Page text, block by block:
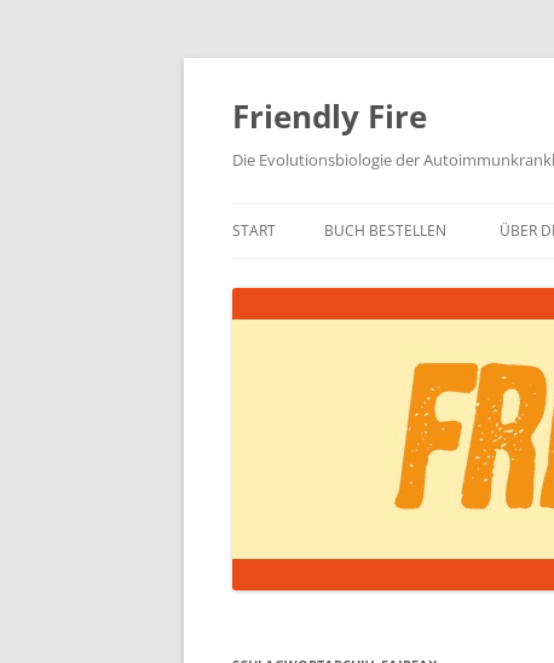
Zum
springen
Friendly Fire
Die Evolutionsbiologie der
START BUCH BESTELLEN ÜBER